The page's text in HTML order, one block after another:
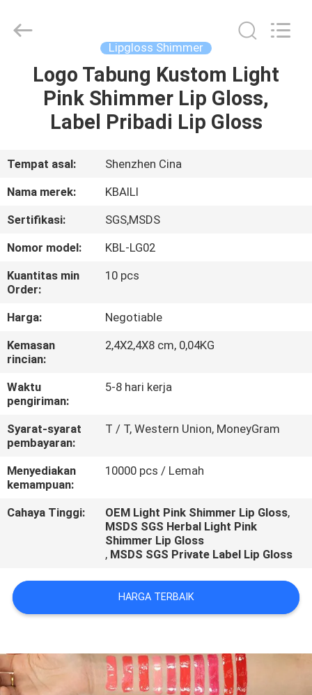
RUMAH
PRODUK
TENTANG
KAMI
TUR
PABRIK
KONTROL
KUALITAS
HUBUNGI
KAMI
PERMINTAAN
pemasok.
Copyright
Lipgloss Shimmer
Logo Tabung Kustom Light
Pink Shimmer Lip Gloss,
Label Pribadi Lip Gloss
Tempat asal:
Shenzhen Cina
Nama merek:
KBAILI
Sertifikasi:
SGS,MSDS
Nomor model:
KBL-LG02
Kuantitas min
Order:
10 pcs
Harga:
Negotiable
Kemasan
rincian:
2,4X2,4X8 cm, 0,04KG
Waktu
pengiriman:
5-8 hari kerja
Syarat-syarat
pembayaran:
T / T, Western Union, MoneyGram
Menyediakan
kemampuan:
10000 pcs / Lemah
Cahaya Tinggi: OEM Light Pink Shimmer Lip Gloss,
MSDS SGS Herbal Light Pink
Shimmer Lip Gloss
, MSDS SGS Private Label Lip Gloss
HARGA TERBAIK